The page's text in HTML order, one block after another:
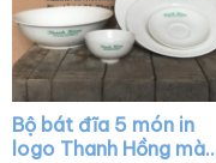
Bộ bát đĩa 5 món in
logo Thanh Hồng màu